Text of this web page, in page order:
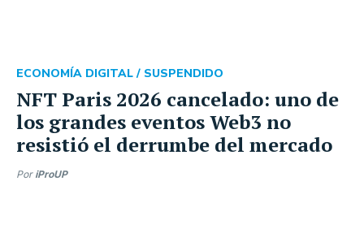
NFT Paris 2026 cancelado: uno de
los grandes eventos Web3 no
resistió el derrumbe del mercado
ECONOMÍA DIGITAL / SUSPENDIDO
Por iProUP